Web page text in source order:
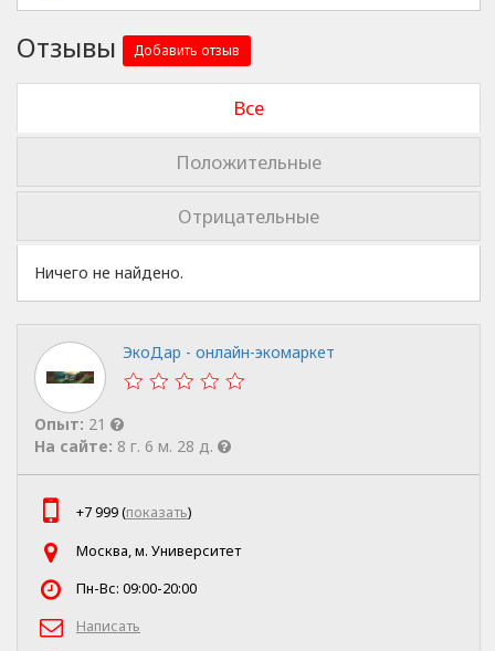
Отзывы Добавить отзыв
Все
Положительные
Отрицательные
Ничего не найдено.
ЭкоДар - онлайн-экомаркет
Опыт: 21
На сайте: 8 г. 6 м. 28 д.
+7 999 (показать)
Москва, м. Университет
Пн-Вс: 09:00-20:00
Написать